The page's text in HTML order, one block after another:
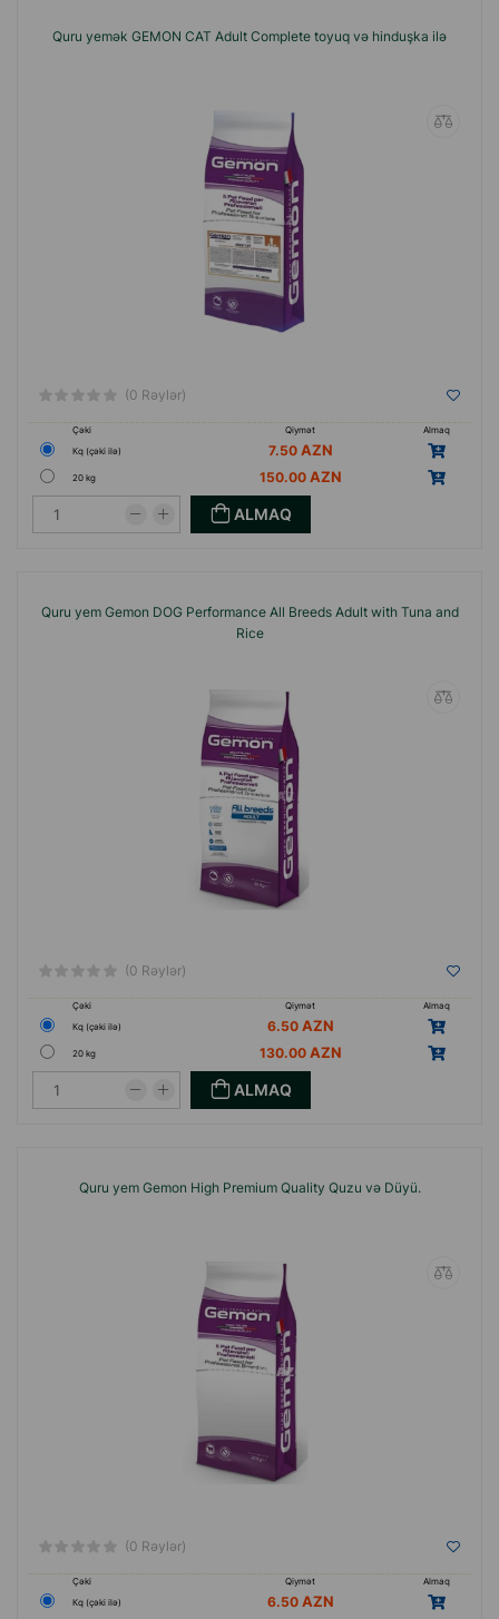
Quru yemək GEMON CAT Adult Complete toyuq və hinduşka ilə
(0 Rəylər)
Çəki Qiymət
Almaq
Кq (çəki ilə)
7.50
20 kg 150.00
ALMAQ
Quru yem Gemon DOG Performance All Breeds Adult with Tuna and
Rice
(0 Rəylər)
Çəki Qiymət
Almaq
Кq (çəki ilə)
6.50
20 kg 130.00
ALMAQ
Quru yem Gemon High Premium Quality Quzu və Düyü.
(0 Rəylər)
Çəki Qiymət
Almaq
Кq (çəki ilə)
6.50